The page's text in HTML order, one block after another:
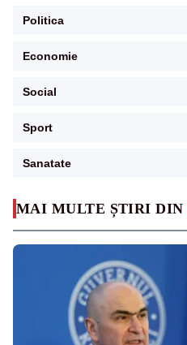
MAI MULTE ȘTIRI DIN
Politica
Economie
Social
Sport
Sanatate